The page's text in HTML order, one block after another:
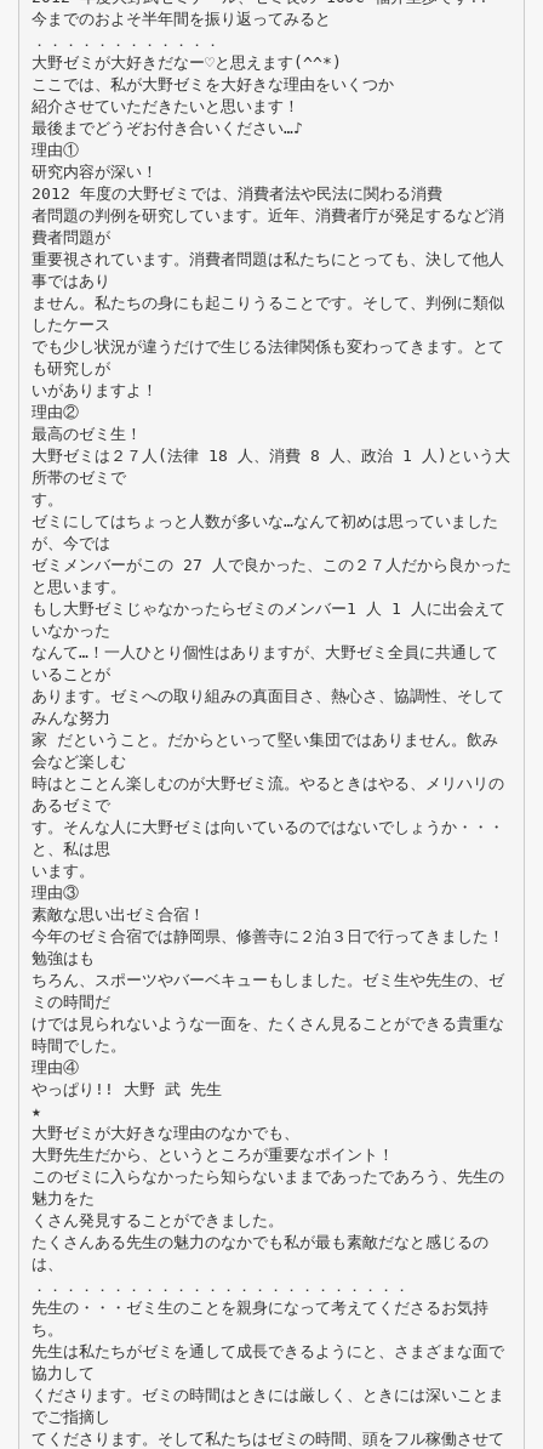
今までのおよそ半年間を振り返ってみると
．．．．．．．．．．．．
大野ゼミが大好きだなー♡と思えます(^^*)
ここでは、私が大野ゼミを大好きな理由をいくつか
紹介させていただきたいと思います！
最後までどうぞお付き合いください…♪
理由①
研究内容が深い！
2012 年度の大野ゼミでは、消費者法や民法に関わる消費
者問題の判例を研究しています。近年、消費者庁が発足するなど消
費者問題が
重要視されています。消費者問題は私たちにとっても、決して他人
事ではあり
ません。私たちの身にも起こりうることです。そして、判例に類似
したケース
でも少し状況が違うだけで生じる法律関係も変わってきます。とて
も研究しが
いがありますよ！
理由②
最高のゼミ生！
大野ゼミは２７人(法律 18 人、消費 8 人、政治 1 人)という大
所帯のゼミで
す。
ゼミにしてはちょっと人数が多いな…なんて初めは思っていました
が、今では
ゼミメンバーがこの 27 人で良かった、この２７人だから良かった
と思います。
もし大野ゼミじゃなかったらゼミのメンバー1 人 1 人に出会えて
いなかった
なんて…！一人ひとり個性はありますが、大野ゼミ全員に共通して
いることが
あります。ゼミへの取り組みの真面目さ、熱心さ、協調性、そして
みんな努力
家 だということ。だからといって堅い集団ではありません。飲み
会など楽しむ
時はとことん楽しむのが大野ゼミ流。やるときはやる、メリハリの
あるゼミで
す。そんな人に大野ゼミは向いているのではないでしょうか・・・
と、私は思
います。
理由③
素敵な思い出ゼミ合宿！
今年のゼミ合宿では静岡県、修善寺に２泊３日で行ってきました！
勉強はも
ちろん、スポーツやバーベキューもしました。ゼミ生や先生の、ゼ
ミの時間だ
けでは見られないような一面を、たくさん見ることができる貴重な
時間でした。
理由④
やっぱり!! 大野 武 先生
★
大野ゼミが大好きな理由のなかでも、
大野先生だから、というところが重要なポイント！
このゼミに入らなかったら知らないままであったであろう、先生の
魅力をた
くさん発見することができました。
たくさんある先生の魅力のなかでも私が最も素敵だなと感じるの
は、
．．．．．．．．．．．．．．．．．．．．．．．．
先生の・・・ゼミ生のことを親身になって考えてくださるお気持
ち。
先生は私たちがゼミを通して成長できるようにと、さまざまな面で
協力して
くださります。ゼミの時間はときには厳しく、ときには深いことま
でご指摘し
てくださります。そして私たちはゼミの時間、頭をフル稼働させて